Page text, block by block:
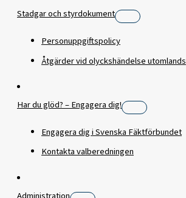
Stadgar och styrdokument
Personuppgiftspolicy
Åtgärder vid olyckshändelse utomlands
Har du glöd? – Engagera dig!
Engagera dig i Svenska Fäktförbundet
Kontakta valberedningen